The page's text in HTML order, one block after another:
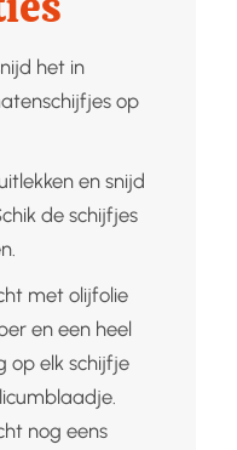
het in
op
en snijd
de schijfjes
met olijfolie
en een heel
op elk schijfje
nog eens